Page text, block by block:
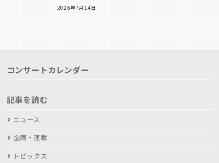
2026年7月14日
コンサートカレンダー
記事を読む
ニュース
企画・連載
トピックス